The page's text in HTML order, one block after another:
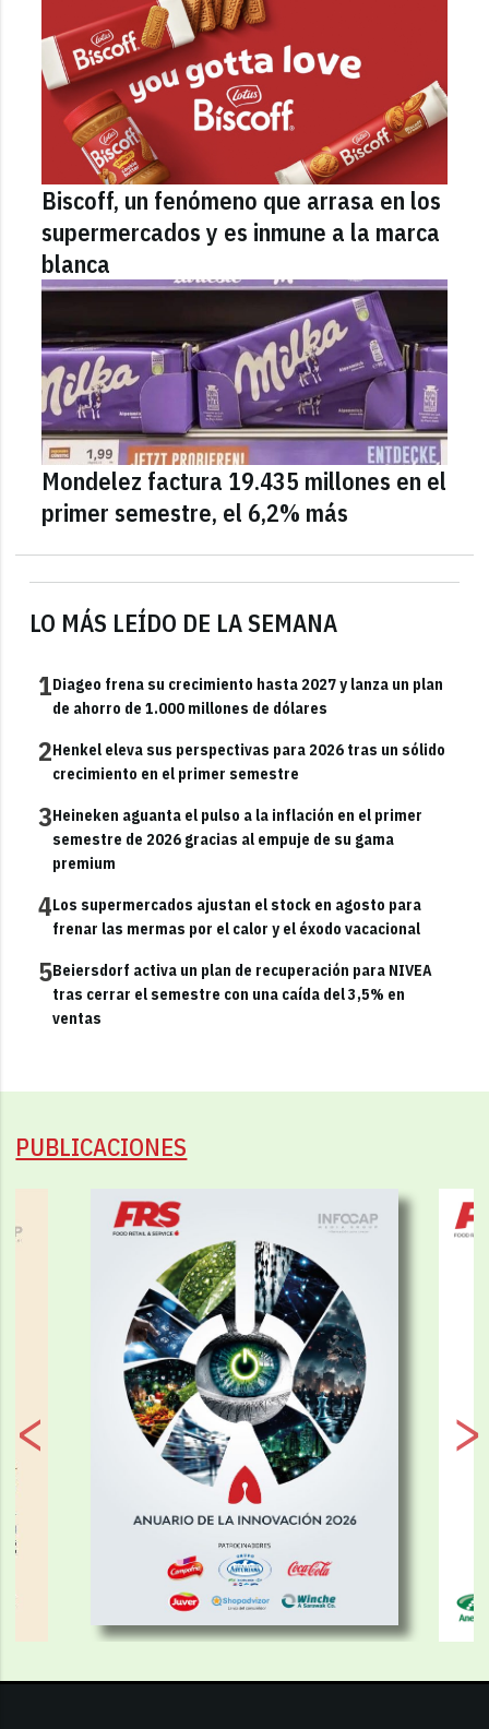
LO MÁS LEÍDO DE LA SEMANA
1Diageo frena su crecimiento hasta 2027 y lanza un plan
de ahorro de 1.000 millones de dólares
2Henkel eleva sus perspectivas para 2026 tras un sólido
crecimiento en el primer semestre
3Heineken aguanta el pulso a la inflación en el primer
semestre de 2026 gracias al empuje de su gama
premium
4Los supermercados ajustan el stock en agosto para
frenar las mermas por el calor y el éxodo vacacional
5Beiersdorf activa un plan de recuperación para NIVEA
tras cerrar el semestre con una caída del 3,5% en
ventas
Biscoff, un fenómeno que arrasa en los
supermercados y es inmune a la marca
blanca
Mondelez factura 19.435 millones en el
primer semestre, el 6,2% más
PUBLICACIONES